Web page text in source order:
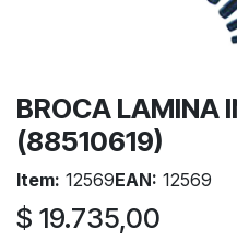
BROCA LAMINA
(88510619)
Item: 12569EAN: 12569
$ 19.735,00